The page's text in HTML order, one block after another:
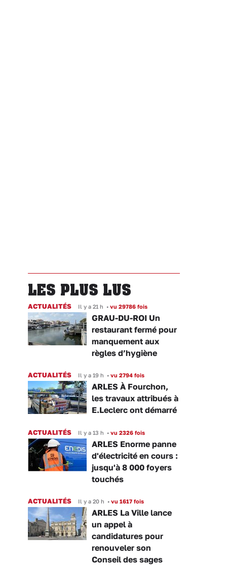
LES PLUS LUS
ACTUALITÉS Il y a 21 h • vu 29786 fois
GRAU-DU-ROI Un
restaurant fermé pour
manquement aux
règles d’hygiène
ACTUALITÉS Il y a 19 h • vu 2794 fois
ARLES À Fourchon,
les travaux attribués à
E.Leclerc ont démarré
ACTUALITÉS Il y a 13 h • vu 2326 fois
ARLES Enorme panne
d'électricité en cours :
jusqu'à 8 000 foyers
touchés
ACTUALITÉS Il y a 20 h • vu 1617 fois
ARLES La Ville lance
un appel à
candidatures pour
renouveler son
Conseil des sages